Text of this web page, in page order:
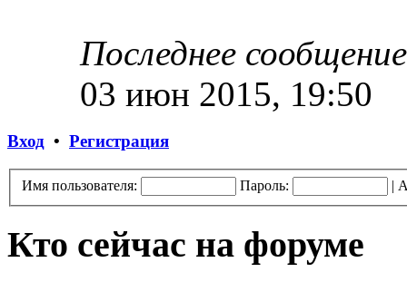
Последнее сообщение
03 июн 2015, 19:50
Вход • Регистрация
Имя пользователя: Пароль: |
Кто сейчас на форуме